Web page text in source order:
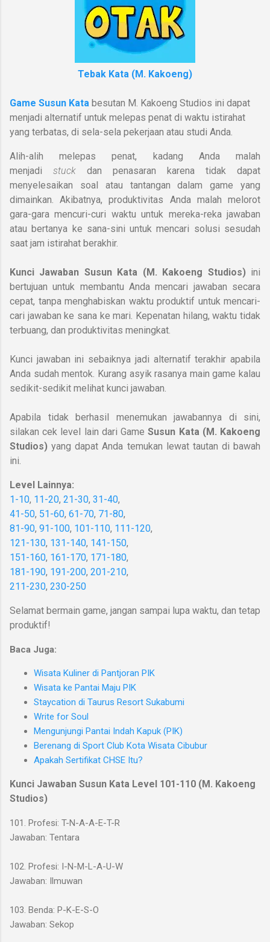
Tebak Kata (M. Kakoeng)
Game Susun Kata besutan M. Kakoeng Studios ini dapat
menjadi alternatif untuk melepas penat di waktu istirahat
yang terbatas, di sela-sela pekerjaan atau studi Anda.
Alih-alih melepas penat, kadang Anda malah
menjadi stuck dan penasaran karena tidak dapat
menyelesaikan soal atau tantangan dalam game yang
dimainkan.Akibatnya, produktivitas Anda malah melorot
gara-gara mencuri-curi waktu untuk mereka-reka jawaban
atau bertanya ke sana-sini untuk mencari solusi sesudah
saat jam istirahat berakhir.
Kunci Jawaban Susun Kata (M. Kakoeng Studios) ini
bertujuan untuk membantu Anda mencari jawaban secara
cepat, tanpa menghabiskan waktu produktif untuk mencari-
cari jawaban ke sana ke mari. Kepenatan hilang, waktu tidak
terbuang, dan produktivitas meningkat.
Kunci jawaban ini sebaiknya jadi alternatif terakhir apabila
Anda sudah mentok. Kurang asyik rasanya main game kalau
sedikit-sedikit melihat kunci jawaban.
Apabila tidak berhasil menemukan jawabannya di sini,
silakan cek level lain dari GameSusun Kata (M. Kakoeng
Studios)yang dapat Anda temukan lewat tautan di bawah
ini.
Level Lainnya:
1-10, 11-20, 21-30, 31-40,
41-50, 51-60, 61-70, 71-80,
81-90, 91-100, 101-110, 111-120,
121-130, 131-140, 141-150,
151-160, 161-170, 171-180,
181-190, 191-200, 201-210,
211-230, 230-250
Selamat bermain game, jangan sampai lupa waktu, dan tetap
produktif!
Baca Juga:
Wisata Kuliner di Pantjoran PIK
Wisata ke Pantai Maju PIK
Staycation di Taurus Resort Sukabumi
Write for Soul
Mengunjungi Pantai Indah Kapuk (PIK)
Berenang di Sport Club Kota Wisata Cibubur
Apakah Sertifikat CHSE Itu?
Kunci Jawaban Susun Kata Level 101-110 (M. Kakoeng
Studios)
101. Profesi: T-N-A-A-E-T-R
Jawaban: Tentara
102. Profesi: I-N-M-L-A-U-W
Jawaban: Ilmuwan
103. Benda: P-K-E-S-O
Jawaban: Sekop